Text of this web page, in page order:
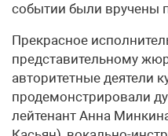
событии были вручены
Прекрасное
представительному
авторитетные деятели
продемонстрировали
лейтенант Анна